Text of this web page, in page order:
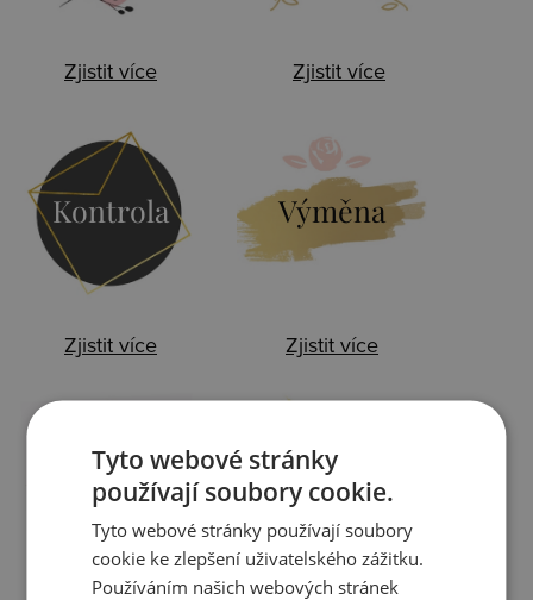
Zjistit více Zjistit více
Kontrola
Zjistit více
Výměna
Zjistit více
Ztráta Balení
Tyto webové stránky
používají soubory cookie.
Tyto webové stránky používají soubory
cookie ke zlepšení uživatelského zážitku.
Používáním našich webových stránek